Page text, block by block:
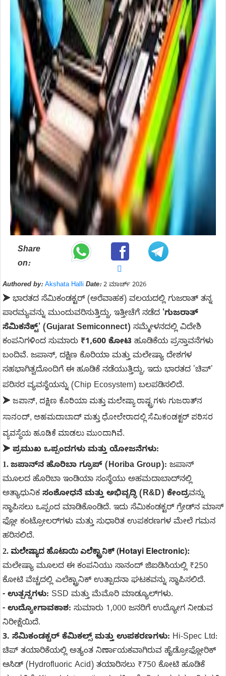
Share
on:
Authored by: Akshata Halli Date:2 ಮಾರ್ಚ್ 2026
➤ ಭಾರತದ ಸೆಮಿಕಂಡಕ್ಟರ್ (ಅರೆವಾಹಕ) ವಲಯದಲ್ಲಿ ಗುಜರಾತ್ ತನ್ನ
ಪಾರಮ್ಯವನ್ನು ಮುಂದುವರಿಸುತ್ತಿದ್ದು, ಇತ್ತೀಚೆಗೆ ನಡೆದ 'ಗುಜರಾತ್
ಸೆಮಿಕನೆಕ್ಟ್' (Gujarat Semiconnect) ಸಮ್ಮೇಳನದಲ್ಲಿ ವಿದೇಶಿ
ಕಂಪನಿಗಳಿಂದ ಸುಮಾರು ₹1,600 ಕೋಟಿ ಹೂಡಿಕೆಯ ಪ್ರಸ್ತಾವನೆಗಳು
ಬಂದಿವೆ. ಜಪಾನ್, ದಕ್ಷಿಣ ಕೊರಿಯಾ ಮತ್ತು ಮಲೇಷ್ಯಾ ದೇಶಗಳ
ಸಹಭಾಗಿತ್ವದೊಂದಿಗೆ ಈ ಹೂಡಿಕೆ ನಡೆಯುತ್ತಿದ್ದು, ಇದು ಭಾರತದ 'ಚಿಪ್'
ಪರಿಸರ ವ್ಯವಸ್ಥೆಯನ್ನು (Chip Ecosystem) ಬಲಪಡಿಸಲಿದೆ.
➤ ಜಪಾನ್, ದಕ್ಷಿಣ ಕೊರಿಯಾ ಮತ್ತು ಮಲೇಷ್ಯಾ ರಾಷ್ಟ್ರಗಳು ಗುಜರಾತ್‌ನ
ಸಾನಂದ್, ಅಹಮದಾಬಾದ್ ಮತ್ತು ಧೋಲೇರಾದಲ್ಲಿ ಸೆಮಿಕಂಡಕ್ಟರ್ ಪರಿಸರ
ವ್ಯವಸ್ಥೆಯ ಹೂಡಿಕೆ ಮಾಡಲು ಮುಂದಾಗಿವೆ.
➤ ಪ್ರಮುಖ ಒಪ್ಪಂದಗಳು ಮತ್ತು ಯೋಜನೆಗಳು:
1. ಜಪಾನ್‌ನ ಹೊರಿಬಾ ಗ್ರೂಪ್ (Horiba Group): ಜಪಾನ್
ಮೂಲದ ಹೊರಿಬಾ ಇಂಡಿಯಾ ಸಂಸ್ಥೆಯು ಅಹಮದಾಬಾದ್‌ನಲ್ಲಿ
ಅತ್ಯಾಧುನಿಕ ಸಂಶೋಧನೆ ಮತ್ತು ಅಭಿವೃದ್ಧಿ (R&D) ಕೇಂದ್ರವನ್ನು
ಸ್ಥಾಪಿಸಲು ಒಪ್ಪಂದ ಮಾಡಿಕೊಂಡಿದೆ. ಇದು ಸೆಮಿಕಂಡಕ್ಟರ್ ಗ್ರೇಡ್‌ನ ಮಾಸ್
ಫ್ಲೋ ಕಂಟ್ರೋಲರ್‌ಗಳು ಮತ್ತು ಸುಧಾರಿತ ಉಪಕರಣಗಳ ಮೇಲೆ ಗಮನ
ಹರಿಸಲಿದೆ.
2. ಮಲೇಷ್ಯಾದ ಹೊಟಾಯಿ ಎಲೆಕ್ಟ್ರಾನಿಕ್ (Hotayi Electronic):
ಮಲೇಷ್ಯಾ ಮೂಲದ ಈ ಕಂಪನಿಯು ಸಾನಂದ್ ಜಿಐಡಿಸಿಯಲ್ಲಿ ₹250
ಕೋಟಿ ವೆಚ್ಚದಲ್ಲಿ ಎಲೆಕ್ಟ್ರಾನಿಕ್ ಉತ್ಪಾದನಾ ಘಟಕವನ್ನು ಸ್ಥಾಪಿಸಲಿದೆ.
- ಉತ್ಪನ್ನಗಳು: SSD ಮತ್ತು ಮೆಮೊರಿ ಮಾಡ್ಯೂಲ್‌ಗಳು.
- ಉದ್ಯೋಗಾವಕಾಶ: ಸುಮಾರು 1,000 ಜನರಿಗೆ ಉದ್ಯೋಗ ನೀಡುವ
ನಿರೀಕ್ಷೆಯಿದೆ.
3. ಸೆಮಿಕಂಡಕ್ಟರ್ ಕೆಮಿಕಲ್ಸ್ ಮತ್ತು ಉಪಕರಣಗಳು: Hi-Spec Ltd:
ಚಿಪ್ ತಯಾರಿಕೆಯಲ್ಲಿ ಅತ್ಯಂತ ನಿರ್ಣಾಯಕವಾಗಿರುವ ಹೈಡ್ರೋಫ್ಲೋರಿಕ್
ಆಸಿಡ್ (Hydrofluoric Acid) ತಯಾರಿಸಲು ₹750 ಕೋಟಿ ಹೂಡಿಕೆ